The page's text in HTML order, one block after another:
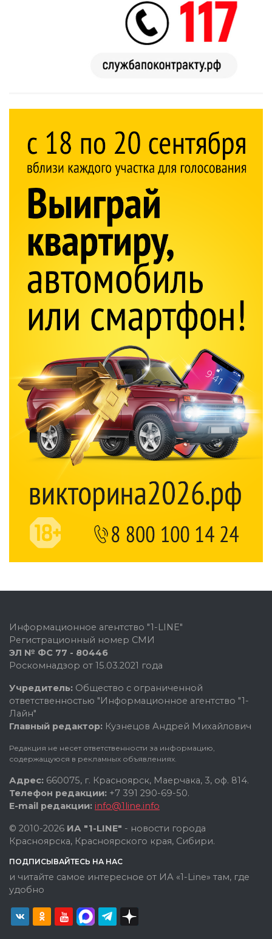
Информационное агентство "1-LINE"
Регистрационный номер СМИ
ЭЛ № ФС 77 - 80446
Роскомнадзор от 15.03.2021 года
Учредитель: Общество с ограниченной
ответственностью "Информационное агентство "1-
Лайн"
Главный редактор: Кузнецов Андрей Михайлович
Редакция не несет ответственности за информацию,
содержащуюся в рекламных объявлениях.
Адрес: 660075, г. Красноярск, Маерчака, 3, оф. 814.
Телефон редакции: +7 391 290-69-50.
E-mail редакции: info@1line.info
© 2010-2026 ИА "1-LINE" - новости города
Красноярска, Красноярского края, Сибири.
ПОДПИСЫВАЙТЕСЬ НА НАС
и читайте самое интересное от ИА «1-Line» там, где
удобно